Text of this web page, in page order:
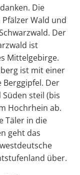
Die
Wald und
Der
ist
Mittelgebirge.
ist mit einer
Berggipfel. Der
steil (bis
Hochrhein ab.
Täler in die
geht das
über.